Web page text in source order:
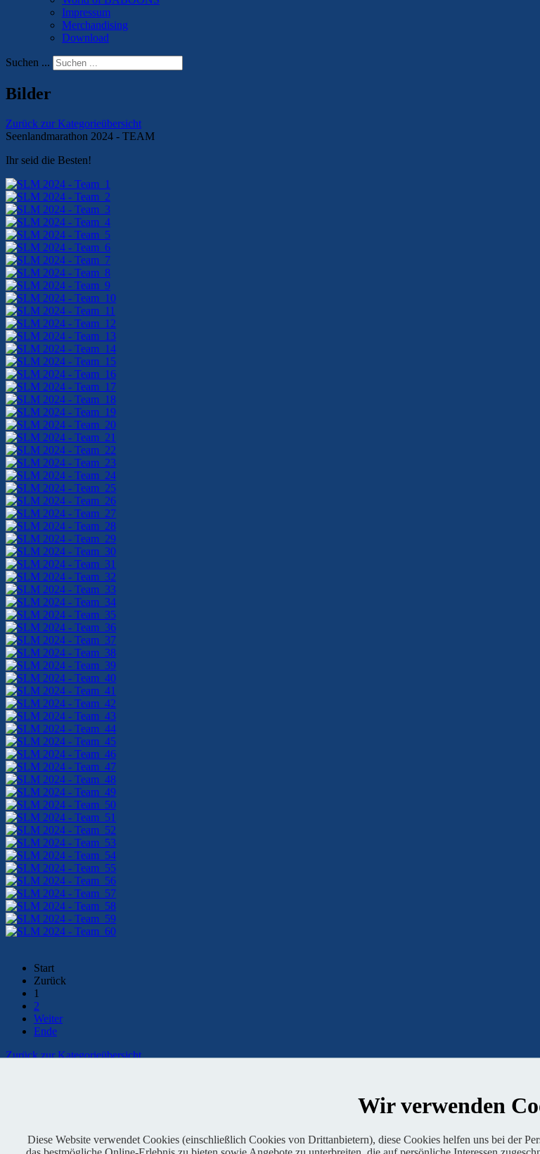
Impressum
Merchandising
Download
Suchen ...
Bilder
Zurück zur Kategorieübersicht
Seenlandmarathon 2024 - TEAM
Ihr seid die Besten!
Start
Zurück
1
2
Weiter
Ende
Zurück zur Kategorieübersicht
Facebook
Wir verwenden
Diese Website verwendet Cookies (einschließlich Cookies von Drittanbietern), diese Cookies helfen uns bei der